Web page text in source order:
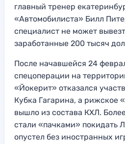
главный тренер
«Автомобилиста» Билл
специалист не может
заработанные 200 тысяч
После начавшейся 24
спецоперации на
«Йокерит» отказался
Кубка Гагарина, а рижское
вышло из состава КХЛ.
стали «пачками» покидать
опустел без иностранных